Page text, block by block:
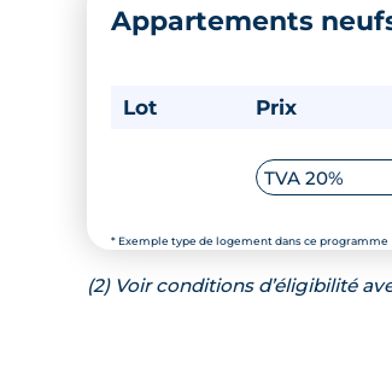
Appartements
* Exemple type de logement dans ce programme
Lot Prix
TVA 20%
(2) Voir conditions d’éligibilité